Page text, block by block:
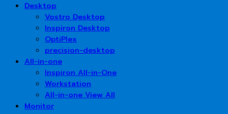
Desktop
Vostro Desktop
Inspiron Desktop
OptiPlex
precision-desktop
All-in-one
Inspiron All-in-One
Workstation
All-in-one View All
Monitor